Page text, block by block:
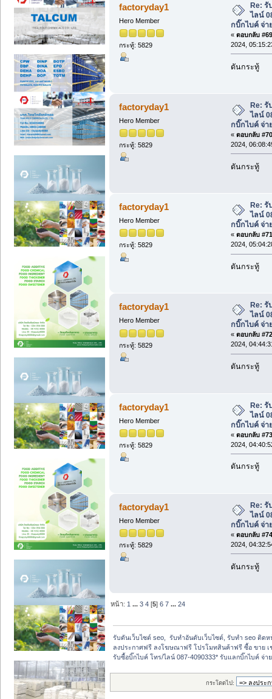
factoryday1
Hero Member
กระทู้: 5829
Re: รั
ไลน์
กบิ๊กไบค์ จ่า
« ตอบกลับ
2024,
ดันกระทู้
factoryday1
Hero Member
กระทู้: 5829
Re: รั
ไลน์
กบิ๊กไบค์ จ่า
« ตอบกลับ
2024,
ดันกระทู้
factoryday1
Hero Member
กระทู้: 5829
Re: รั
ไลน์
กบิ๊กไบค์ จ่า
« ตอบกลับ
2024,
ดันกระทู้
factoryday1
Hero Member
กระทู้: 5829
Re: รั
ไลน์
กบิ๊กไบค์ จ่า
« ตอบกลับ
2024,
ดันกระทู้
factoryday1
Hero Member
กระทู้: 5829
Re: รั
ไลน์
กบิ๊กไบค์ จ่า
« ตอบกลับ
2024,
ดันกระทู้
factoryday1
Hero Member
กระทู้: 5829
Re: รั
ไลน์
กบิ๊กไบค์ จ่า
« ตอบกลับ
2024,
ดันกระทู้
หน้า: 1 ...3 4 [5]6 7 ...24
รับดันเว็บไซต์ seo,  รับทำอันดับเว็บไซต์, รับทำ seo ติดห
ลงประกาศฟรี ลงโฆษณาฟรี โปรโมทสินค้าฟรี ซื้อ ขาย เ
รับซื้อบิ๊กไบค์ โทร/ไลน์ 087-4090333* รับแลกบิ๊กไบค์ จ่า
กระโดดไป: